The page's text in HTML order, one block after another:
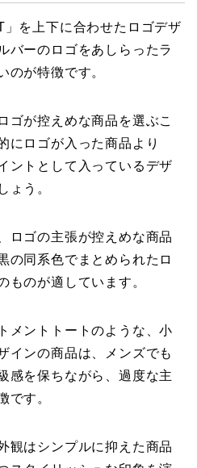
」を上下に合わせたロゴデザ
バーのロゴをあしらったラ
のが特徴です。
ゴが控えめな商品を選ぶこ
にロゴが入った商品より
ントとして入っているデザ
ょう。
ロゴの主張が控えめな商品
の同系色でまとめられたロ
ものが適しています。
メントトートのような、小
インの商品は、メンズでも
感を保ちながら、過度な主
です。
観はシンプルに抑えた商品